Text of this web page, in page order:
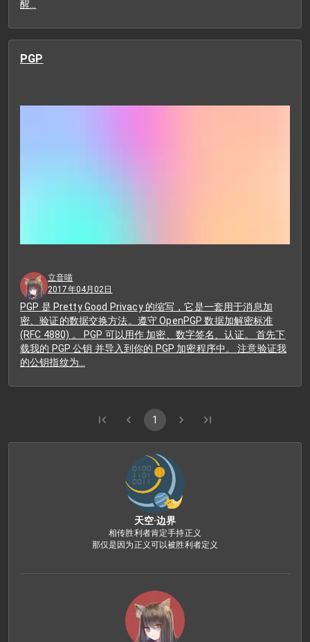
醒…
PGP
立音喵
2017年04月02日
PGP 是 Pretty Good Privacy 的缩写，它是一套用于消息加
密、验证的数据交换方法。遵守 OpenPGP 数据加解密标准
(RFC 4880) 。 PGP 可以用作 加密、数字签名、认证。 首先下
载我的 PGP 公钥 并导入到你的 PGP 加密程序中。 注意验证我
的公钥指纹为…
1
天空·边界
相传胜利者肯定手持正义
那仅是因为正义可以被胜利者定义